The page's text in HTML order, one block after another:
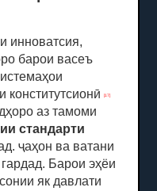
инноватсия,
барои васеъ
конститутсионӣ[17]
аз тамоми
стандарти
ҷаҳон ва ватани
Барои эҳёи
як давлати